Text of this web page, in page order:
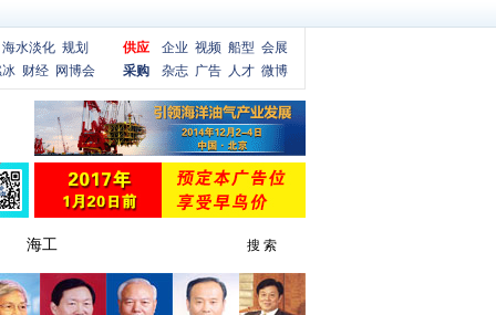
海水淡化 规划
财经 网博会
供应 企业 视频 船型 会展
采购
杂志 广告 人才 微博